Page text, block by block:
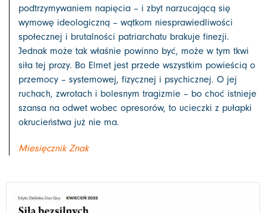
podtrzymywaniem napięcia – i zbyt narzucającą się
wymowę ideologiczną – wątkom niesprawiedliwości
społecznej i brutalności patriarchatu brakuje finezji.
Jednak może tak właśnie powinno być, może w tym tkwi
siła tej prozy. Bo Elmet jest przede wszystkim powieścią o
przemocy – systemowej, fizycznej i psychicznej. O jej
ruchach, zwrotach i bolesnym tragizmie – bo choć istnieje
szansa na odwet wobec opresorów, to ucieczki z pułapki
okrucieństwa już nie ma.
Miesięcznik Znak